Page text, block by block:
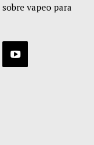
vapeo para